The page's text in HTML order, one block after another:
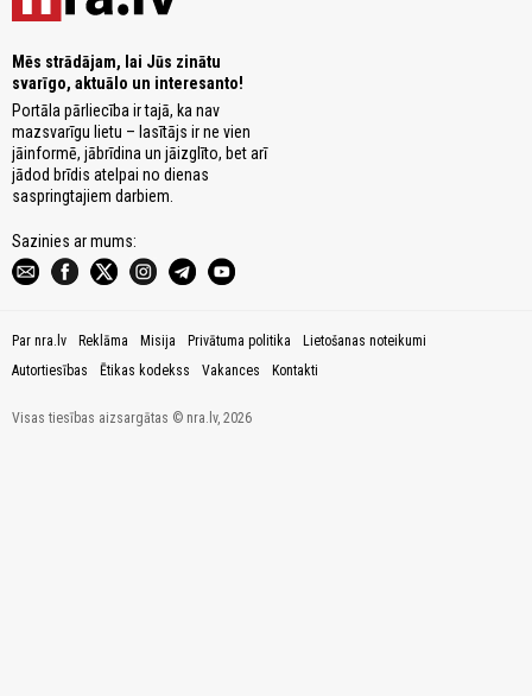
Mēs strādājam, lai Jūs zinātu
svarīgo, aktuālo un interesanto!
Portāla pārliecība ir tajā, ka nav
mazsvarīgu lietu – lasītājs ir ne vien
jāinformē, jābrīdina un jāizglīto, bet arī
jādod brīdis atelpai no dienas
saspringtajiem darbiem.
Sazinies ar mums:
Par nra.lv Reklāma Misija Privātuma politika
Lietošanas noteikumi
Autortiesības
Ētikas kodekss Vakances Kontakti
Visas tiesības aizsargātas © nra.lv, 2026